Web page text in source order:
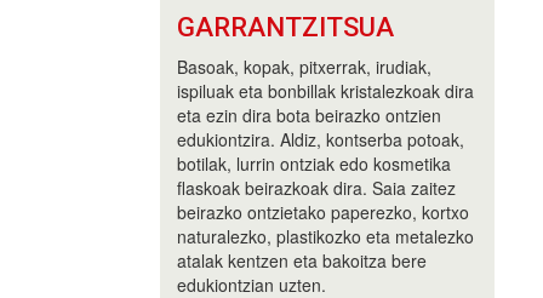
GARRANTZITSUA
Basoak, kopak, pitxerrak, irudiak,
ispiluak eta bonbillak kristalezkoak dira
eta ezin dira bota beirazko ontzien
edukiontzira. Aldiz, kontserba potoak,
botilak, lurrin ontziak edo kosmetika
flaskoak beirazkoak dira. Saia zaitez
beirazko ontzietako paperezko, kortxo
naturalezko, plastikozko eta metalezko
atalak kentzen eta bakoitza bere
edukiontzian uzten.